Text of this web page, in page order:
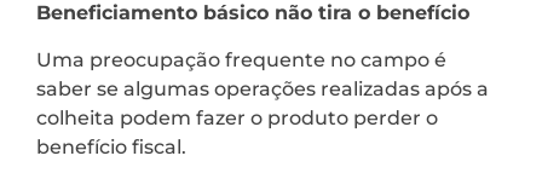
Beneficiamento básico não tira o benefício
Uma preocupação frequente no campo é
saber se algumas operações realizadas após a
colheita podem fazer o produto perder o
benefício fiscal.